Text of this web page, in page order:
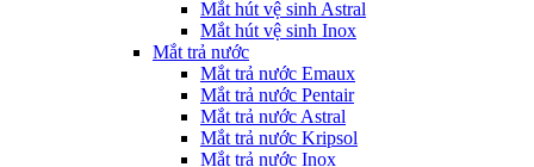
Mắt hút vệ sinh Astral
Mắt hút vệ sinh Inox
Mắt trả nước
Mắt trả nước Emaux
Mắt trả nước Pentair
Mắt trả nước Astral
Mắt trả nước Kripsol
Mắt trả nước Inox